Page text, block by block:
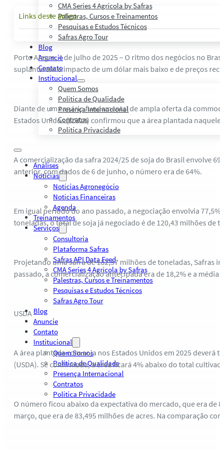
CMA Series 4 Agrícola by Safras
Palestras, Cursos e Treinamentos
Pesquisas e Estudos Técnicos
Safras Agro Tour
Blog
Anuncie
Contato
Institucional
Quem Somos
Política de Qualidade
Presença Internacional
Contratos
Política Privacidade
Análises
Notícias
Notícias Agronegócio
Notícias Financeiras
Agenda
Treinamentos
Serviços
Consultoria
Plataforma Safras
Safras API Data Feed
CMA Series 4 Agrícola by Safras
Palestras, Cursos e Treinamentos
Pesquisas e Estudos Técnicos
Safras Agro Tour
Blog
Anuncie
Contato
Institucional
Quem Somos
Política de Qualidade
Presença Internacional
Contratos
Política Privacidade
Links deste artigo
Porto Alegre, 4 de julho de 2025 – O ritmo dos negócios no
suplantaram o impacto de um dólar mais baixo e de preços
Diante de um cenário fundamental de ampla oferta da
Estados Unidos (USDA) confirmou que a área plantada
A comercialização da safra 2024/25 de soja do Brasil
anterior, com dados de 6 de junho, o número era de 64%.
Em igual período do ano passado, a negociação envolvia
toneladas, o total de soja já negociado é de 120,43 milhões de
Projetando uma safra de 182,57 milhões de toneladas,
passado, a comercialização antecipada era de 18,2% e a
USDA
A área plantada com soja nos Estados Unidos em 2025
(USDA). Se confirmada, a área ficará 4% abaixo do total
O número ficou abaixo da expectativa do mercado, que era
março, que era de 83,495 milhões de acres. Na comparação